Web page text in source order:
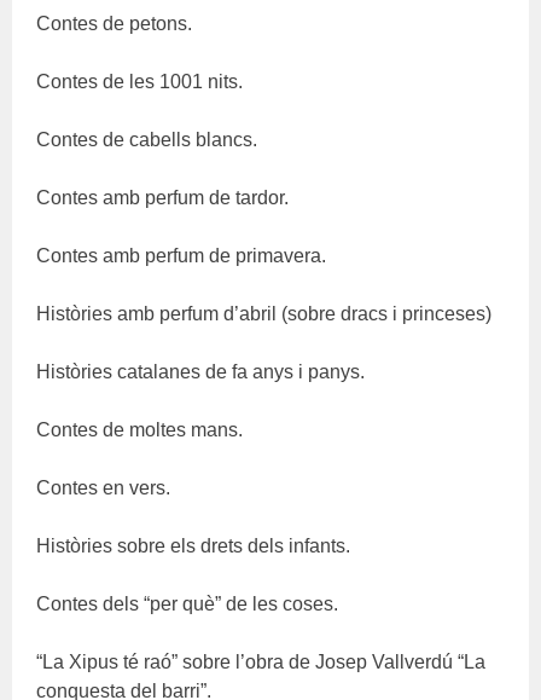
Contes de petons.
Contes de les 1001 nits.
Contes de cabells blancs.
Contes amb perfum de tardor.
Contes amb perfum de primavera.
Històries amb perfum d’abril (sobre dracs i princeses)
Històries catalanes de fa anys i panys.
Contes de moltes mans.
Contes en vers.
Històries sobre els drets dels infants.
Contes dels “per què” de les coses.
“La Xipus té raó” sobre l’obra de Josep Vallverdú “La
conquesta del barri”.